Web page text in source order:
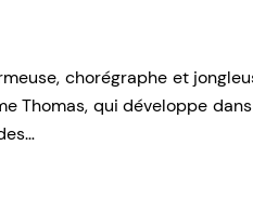
chorégraphe et
Thomas, qui développe